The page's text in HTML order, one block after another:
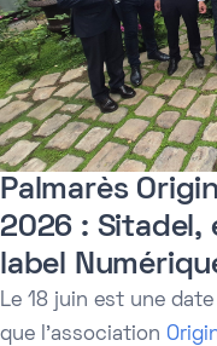
Palmarès
2026 : Sitadel,
label
Le 18 juin est une
que l'association